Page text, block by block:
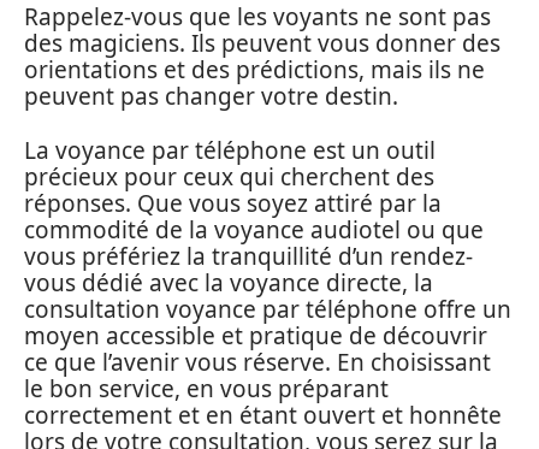
Rappelez-vous que les voyants ne sont pas
des magiciens. Ils peuvent vous donner des
orientations et des prédictions, mais ils ne
peuvent pas changer votre destin.
La voyance par téléphone est un outil
précieux pour ceux qui cherchent des
réponses. Que vous soyez attiré par la
commodité de la voyance audiotel ou que
vous préfériez la tranquillité d’un rendez-
vous dédié avec la voyance directe, la
consultation voyance par téléphone offre un
moyen accessible et pratique de découvrir
ce que l’avenir vous réserve. En choisissant
le bon service, en vous préparant
correctement et en étant ouvert et honnête
lors de votre consultation, vous serez sur la